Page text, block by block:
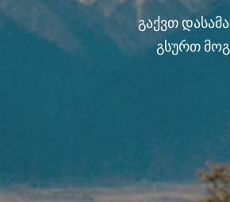
გაქვთ
გსურთ